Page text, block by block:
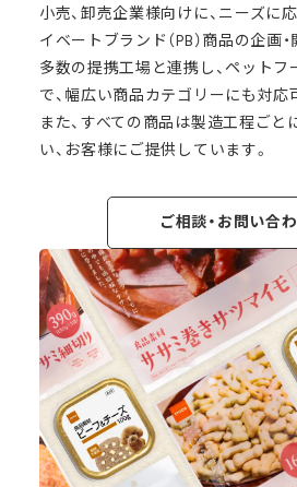
小売、卸売企業様向けに、ニーズに
イベートブランド（PB）商品の企画
多数の提携工場と連携し、ペットフ
で、幅広い商品カテゴリーにも対応
また、すべての商品は製造工程ご
い、お客様にご提供しています。
ご相談・お問い合